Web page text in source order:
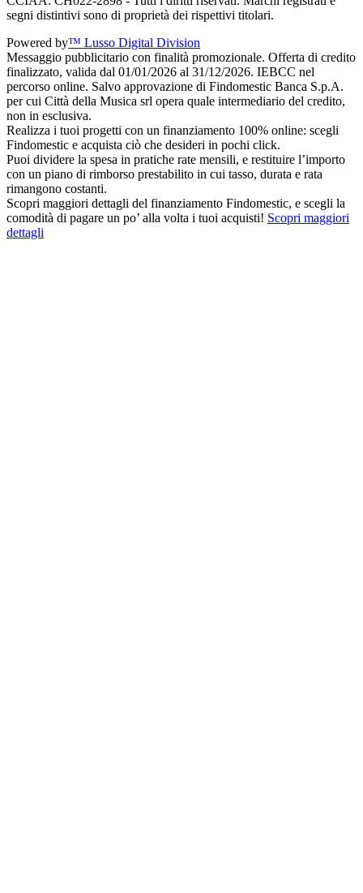
segni distintivi sono di proprietà dei rispettivi titolari.
Powered by™ Lusso Digital Division
Messaggio pubblicitario con finalità promozionale. Offerta di credito
finalizzato, valida dal 01/01/2026 al 31/12/2026. IEBCC nel
percorso online. Salvo approvazione di Findomestic Banca S.p.A.
per cui Città della Musica srl opera quale intermediario del credito,
non in esclusiva.
Realizza i tuoi progetti con un finanziamento 100% online: scegli
Findomestic e acquista ciò che desideri in pochi click.
Puoi dividere la spesa in pratiche rate mensili, e restituire l’importo
con un piano di rimborso prestabilito in cui tasso, durata e rata
rimangono costanti.
Scopri maggiori dettagli del finanziamento Findomestic, e scegli la
comodità di pagare un po’ alla volta i tuoi acquisti! Scopri maggiori
dettagli